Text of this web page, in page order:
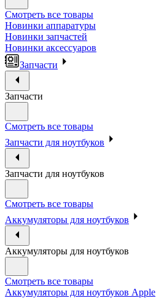
Смотреть все товары
Новинки аппаратуры
Новинки запчастей
Новинки аксессуаров
Запчасти
Запчасти
Смотреть все товары
Запчасти для ноутбуков
Запчасти для ноутбуков
Смотреть все товары
Аккумуляторы для ноутбуков
Аккумуляторы для ноутбуков
Смотреть все товары
Аккумуляторы для ноутбуков Apple